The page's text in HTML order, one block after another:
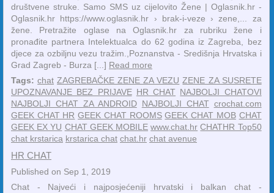
društvene struke. Samo SMS uz cijelovito Žene | Oglasnik.hr -
Oglasnik.hr https://www.oglasnik.hr › brak-i-veze › zene,... za
žene. Pretražite oglase na Oglasnik.hr za rubriku žene i
pronađite partnera Intelektualca do 62 godina iz Zagreba, bez
djece za ozbiljnu vezu tražim.,Poznanstva - Središnja Hrvatska i
Grad Zagreb - Burza [...] Read more
Tags: chat ZAGREBAČKE ZENE ZA VEZU ZENE ZA SUSRETE
UPOZNAVANJE BEZ PRIJAVE HR CHAT NAJBOLJI CHATOVI
NAJBOLJI CHAT ZA ANDROID NAJBOLJI CHAT crochat.com
GEEK CHAT HR GEEK CHAT ROOMS GEEK CHAT MOB CHAT
GEEK EX YU CHAT GEEK MOBILE www.chat.hr CHATHR Top50
chat krstarica krstarica chat chat.hr chat avenue
HR CHAT
Published on Sep 1, 2019
Chat - Najveći i najposjećeniji hrvatski i balkan chat -